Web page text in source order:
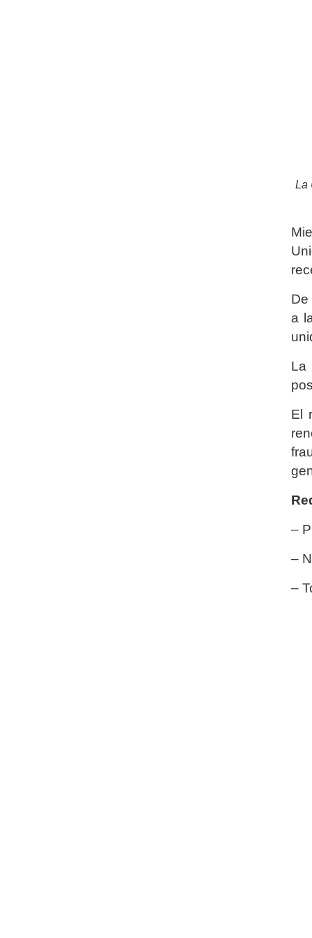
La
De
a
La
El
–
–
–